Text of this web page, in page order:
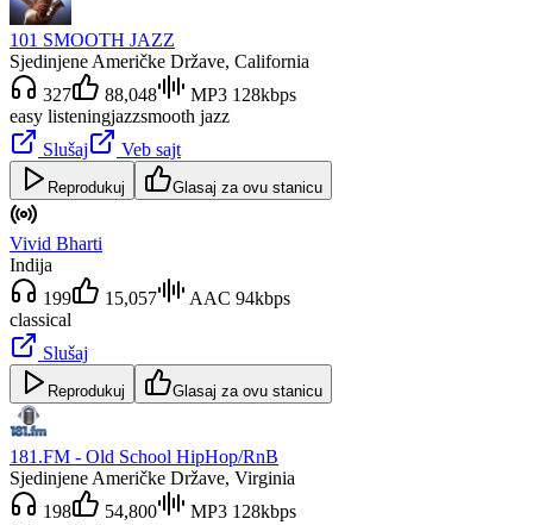
101 SMOOTH JAZZ
Sjedinjene Američke Države, California
327
88,048
MP3 128kbps
easy listeningjazzsmooth jazz
Slušaj
Veb sajt
Reprodukuj Glasaj za ovu stanicu
Vivid Bharti
Indija
199
15,057
AAC 94kbps
classical
Slušaj
Reprodukuj Glasaj za ovu stanicu
181.FM - Old School HipHop/RnB
Sjedinjene Američke Države, Virginia
198
54,800
MP3 128kbps